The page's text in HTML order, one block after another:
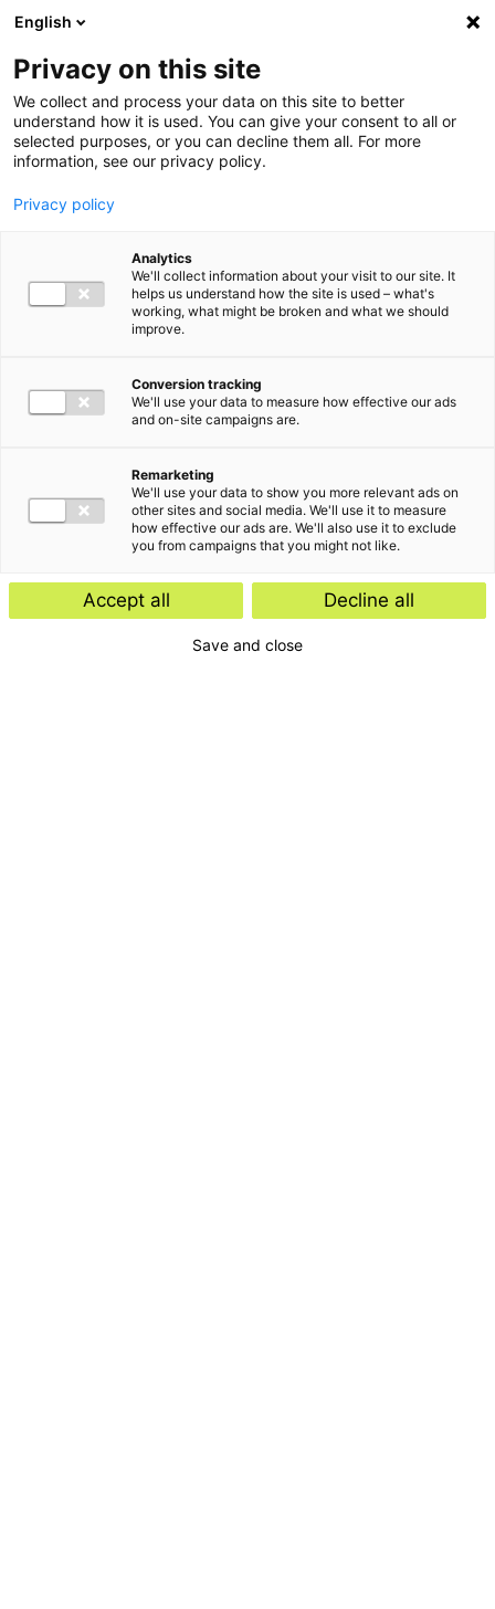
Ga direct naar de inhoud
English
Privacy on this site
We collect and process your data on this site to better
understand how it is used. You can give your consent to all or
selected purposes, or you can decline them all. For more
information, see our privacy policy.
Privacy policy
Analytics
We'll collect information about your visit to our site. It
helps us understand how the site is used – what's
working, what might be broken and what we should
improve.
Conversion tracking
We'll use your data to measure how effective our ads
and on-site campaigns are.
Remarketing
We'll use your data to show you more relevant ads on
other sites and social media. We'll use it to measure
how effective our ads are. We'll also use it to exclude
you from campaigns that you might not like.
Accept all Decline all
Save and close